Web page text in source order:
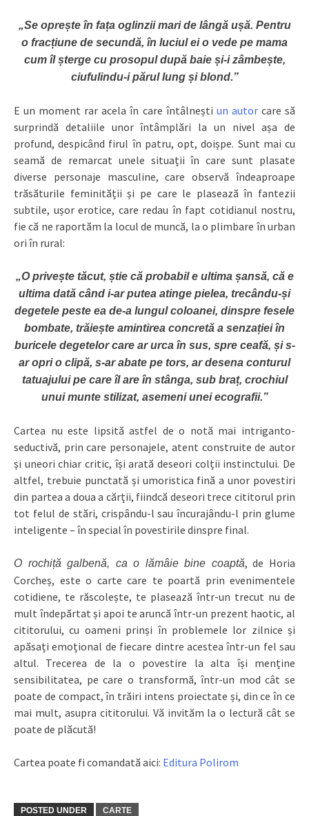
„Se oprește în fața oglinzii mari de lângă ușă. Pentru
o fracțiune de secundă, în luciul ei o vede pe mama
cum îl șterge cu prosopul după baie și-i zâmbește,
ciufulindu-i părul lung și blond.”
E un moment rar acela în care întâlnești un autorcare să
surprindă detaliile unor întâmplări la un nivel așa de
profund, despicând firul în patru, opt, doișpe. Sunt mai cu
seamă de remarcat unele situații în care sunt plasate
diverse personaje masculine, care observă îndeaproape
trăsăturile feminității și pe care le plasează în fantezii
subtile, ușor erotice, care redau în fapt cotidianul nostru,
fie că ne raportăm la locul de muncă, la o plimbare în urban
ori în rural:
„O privește tăcut, știe că probabil e ultima șansă, că e
ultima dată când i-ar putea atinge pielea, trecându-și
degetele peste ea de-a lungul coloanei, dinspre fesele
bombate, trăiește amintirea concretă a senzației în
buricele degetelor care ar urca în sus, spre ceafă, și s-
ar opri o clipă, s-ar abate pe tors, ar desena conturul
tatuajului pe care îl are în stânga, sub braț, crochiul
unui munte stilizat, asemeni unei ecografii.”
Cartea nu este lipsită astfel de o notă mai intriganto-
seductivă, prin care personajele, atent construite de autor
și uneori chiar critic, își arată deseori colții instinctului. De
altfel, trebuie punctată și umoristica fină a unor povestiri
din partea a doua a cărții, fiindcă deseori trece cititorul prin
tot felul de stări, crispându-l sau încurajându-l prin glume
inteligente – în special în povestirile dinspre final.
O rochiță galbenă, ca o lămâie bine coaptă, de Horia
Corcheș, este o carte care te poartă prin evenimentele
cotidiene, te răscolește, te plasează într-un trecut nu de
mult îndepărtat și apoi te aruncă într-un prezent haotic, al
cititorului, cu oameni prinși în problemele lor zilnice și
apăsați emoțional de fiecare dintre acestea într-un fel sau
altul. Trecerea de la o povestire la alta își menține
sensibilitatea, pe care o transformă, într-un mod cât se
poate de compact, în trăiri intens proiectate și, din ce în ce
mai mult, asupra cititorului. Vă invităm la o lectură cât se
poate de plăcută!
Cartea poate fi comandată aici: Editura Polirom
POSTED UNDER CARTE